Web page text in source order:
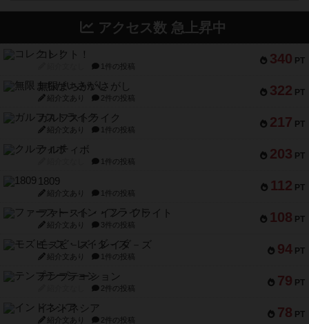
アクセス数 急上昇中
340 PT
コレクト！
1件の投稿
322 PT
無限まちがいさがし
紹介文あり 2件の投稿
217 PT
ガルフストライク
紹介文あり 1件の投稿
203 PT
クルティボ
1件の投稿
112 PT
1809
紹介文あり 1件の投稿
108 PT
ファースト・イン・フライト
紹介文あり 3件の投稿
94 PT
モズビ－ズ・レイダ－ズ
紹介文あり 1件の投稿
79 PT
テンプテーション
2件の投稿
78 PT
インドネシア
紹介文あり 2件の投稿